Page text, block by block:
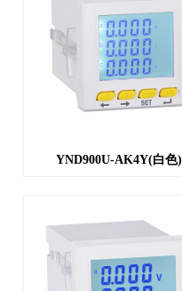
YND900U-AK4Y(白色)